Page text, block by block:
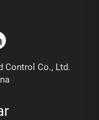
Control Co., Ltd.